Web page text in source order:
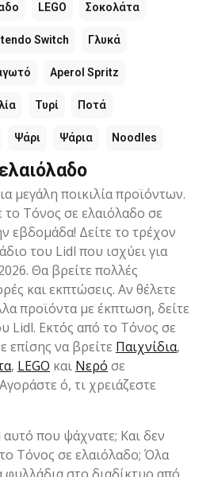
LEGO Σοκολάτα
Switch Γλυκά
Aperol Spritz
Τυρί Ποτά
Ψάρι Ψάρια Noodles
μεγάλη ποικιλία προϊόντων.
το Τόνος σε ελαιόλαδο σε
εβδομάδα! Δείτε το τρέχον
του Lidl που ισχύει για
Θα βρείτε πολλές
και εκπτώσεις. Αν θέλετε
προϊόντα με έκπτωση, δείτε
Lidl. Εκτός από το Τόνος σε
επίσης να βρείτε Παιχνίδια,
, LEGO και Νερό σε
ό, τι χρειάζεστε
που ψάχνατε; Και δεν
Τόνος σε ελαιόλαδο; Όλα